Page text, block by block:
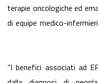
terapie oncologiche ed
di equipe medico-
“I benefici associati ad